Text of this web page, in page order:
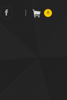
Facebook
| 0